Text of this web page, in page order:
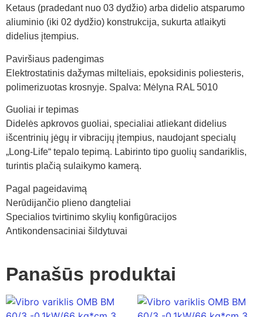
Ketaus (pradedant nuo 03 dydžio) arba didelio atsparumo
aliuminio (iki 02 dydžio) konstrukcija, sukurta atlaikyti
didelius įtempius.
Paviršiaus padengimas
Elektrostatinis dažymas milteliais, epoksidinis poliesteris,
polimerizuotas krosnyje. Spalva: Mėlyna RAL 5010
Guoliai ir tepimas
Didelės apkrovos guoliai, specialiai atliekant didelius
išcentrinių jėgų ir vibracijų įtempius, naudojant specialų
„Long-Life“ tepalo tepimą. Labirinto tipo guolių sandariklis,
turintis plačią sulaikymo kamerą.
Pagal pageidavimą
Nerūdijančio plieno dangteliai
Specialios tvirtinimo skylių konfigūracijos
Antikondensaciniai šildytuvai
Panašūs produktai